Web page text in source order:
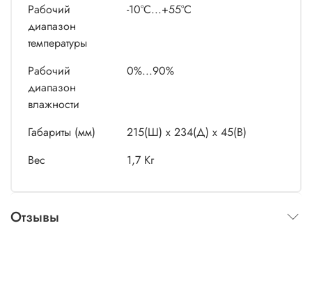
Рабочий
диапазон
температуры
-10°C...+55°C
Рабочий
диапазон
влажности
0%...90%
Габариты (мм)
215(Ш) х 234(Д) х 45(В)
Вес
1,7 Кг
Отзывы